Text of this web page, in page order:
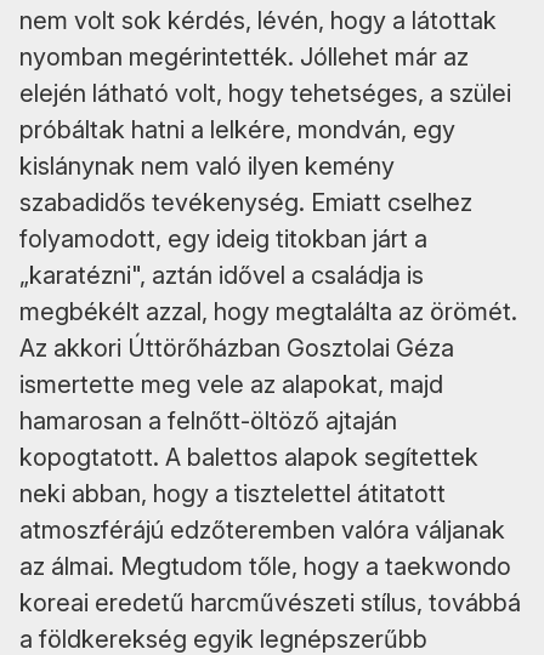
nem volt sok kérdés, lévén, hogy a látottak
nyomban megérintették. Jóllehet már az
elején látható volt, hogy tehetséges, a szülei
próbáltak hatni a lelkére, mondván, egy
kislánynak nem való ilyen kemény
szabadidős tevékenység. Emiatt cselhez
folyamodott, egy ideig titokban járt a
„karatézni", aztán idővel a családja is
megbékélt azzal, hogy megtalálta az örömét.
Az akkori Úttörőházban Gosztolai Géza
ismertette meg vele az alapokat, majd
hamarosan a felnőtt-öltöző ajtaján
kopogtatott. A balettos alapok segítettek
neki abban, hogy a tisztelettel átitatott
atmoszférájú edzőteremben valóra váljanak
az álmai. Megtudom tőle, hogy a taekwondo
koreai eredetű harcművészeti stílus, továbbá
a földkerekség egyik legnépszerűbb